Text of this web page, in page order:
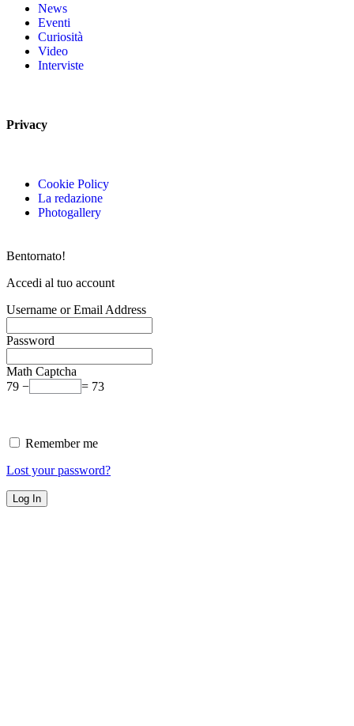
News
Eventi
Curiosità
Video
Interviste
Privacy
Cookie Policy
La redazione
Photogallery
Bentornato!
Accedi al tuo account
Username or Email Address
Password
Math Captcha
79 −
= 73
Remember me
Lost your password?